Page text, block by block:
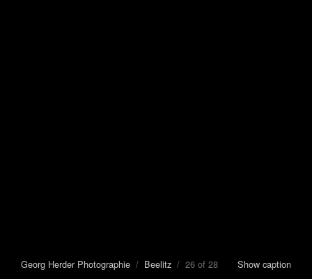
Georg Herder Photographie / Beelitz / 26 of 28 Show caption